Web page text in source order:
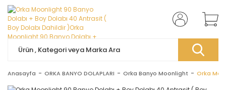
Anasayfa ORKA BANYO DOLAPLARI Orka Banyo Moonlight Orka